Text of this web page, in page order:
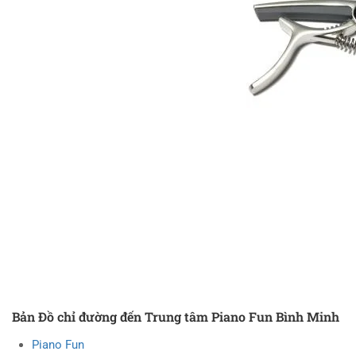
Bản Đồ chỉ đường đến Trung tâm Piano Fun Bình Minh
Piano Fun